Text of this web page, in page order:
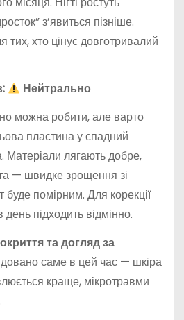
з’явиться пізніше.
тих, хто цінує довготривалий
Нейтрально
можна робити, але варто
пластина у спадний
Матеріали лягають добре,
— швидке зрощення зі
буде помірним. Для корекції
підходить відмінно.
та догляд за
саме в цей час — шкіра
краще, мікротравми